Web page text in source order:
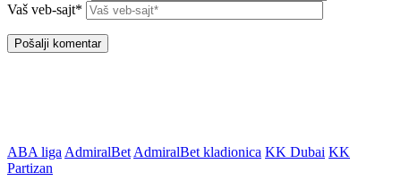
Vaš veb-sajt*
ABA liga AdmiralBet AdmiralBet kladionica KK Dubai KK
Partizan